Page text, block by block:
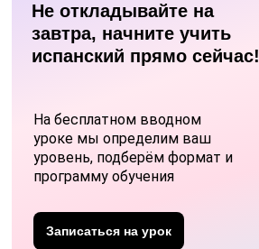
Не откладывайте на
завтра, начните учить
испанский прямо сейчас!
На бесплатном вводном
уроке мы определим ваш
уровень, подберём формат и
программу обучения
Записаться на урок